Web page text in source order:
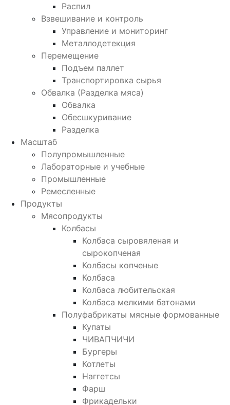
Распил
Взвешивание и контроль
Управление и мониторинг
Металлодетекция
Перемещение
Подъем паллет
Транспортировка сырья
Обвалка (Разделка мяса)
Обвалка
Обесшкуривание
Разделка
Масштаб
Полупромышленные
Лабораторные и учебные
Промышленные
Ремесленные
Продукты
Мясопродукты
Колбасы
Колбаса сыровяленая и
сырокопченая
Колбасы копченые
Колбаса
Колбаса любительская
Колбаса мелкими батонами
Полуфабрикаты мясные формованные
Купаты
ЧИВАПЧИЧИ
Бургеры
Котлеты
Наггетсы
Фарш
Фрикадельки